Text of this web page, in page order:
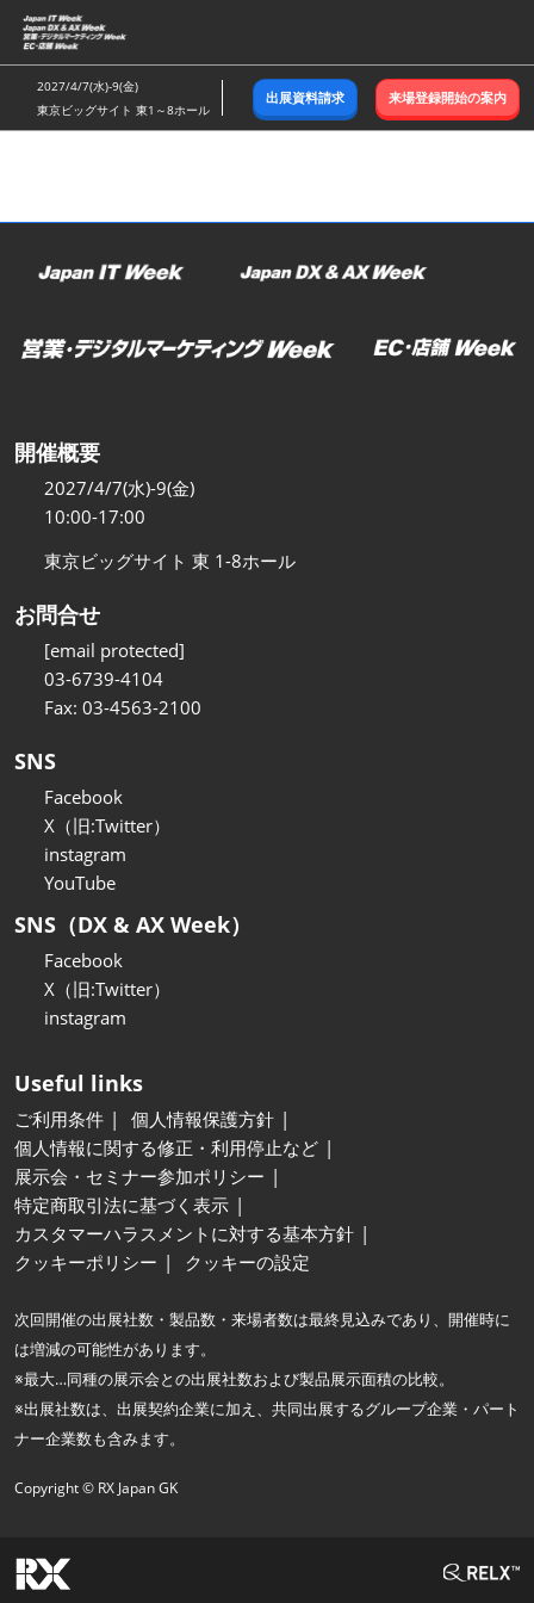
ス
キ
ッ
し
む
2027/4/7(水)-9(金)
東京ビッグサイト 東1～8ホール
出展資料請求 来場登録開始の案内
開催概要
2027/4/7(水)-9(金)
10:00-17:00
東京ビッグサイト 東 1-8ホール
お問合せ
[email protected]
03-6739-4104
Fax: 03-4563-2100
SNS
Facebook
X（旧:Twitter）
instagram
YouTube
SNS（DX & AX Week）
Facebook
X（旧:Twitter）
instagram
Useful links
ご利用条件
個人情報保護方針
個人情報に関する修正・利用停止など
展示会・セミナー参加ポリシー
特定商取引法に基づく表示
カスタマーハラスメントに対する基本方針
クッキーポリシー
クッキーの設定
次回開催の出展社数・製品数・来場者数は最終見込みであり、開催時に
は増減の可能性があります。
※最大…同種の展示会との出展社数および製品展示面積の比較。
※出展社数は、出展契約企業に加え、共同出展するグループ企業・パート
ナー企業数も含みます。
Copyright © RX Japan GK